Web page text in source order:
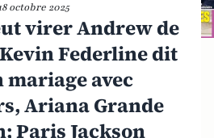
octobre 2025
virer Andrew de
Federline dit
mariage avec
Ariana Grande
Paris Jackson